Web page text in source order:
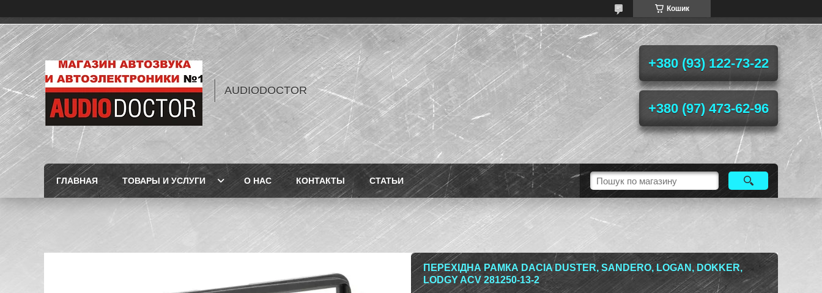
Кошик
AUDIODOCTOR
+380 (93) 122-73-22
+380 (97) 473-62-96
ГЛАВНАЯ ТОВАРЫ И УСЛУГИ О НАС КОНТАКТЫ СТАТЬИ
ПЕРЕХІДНА РАМКА DACIA DUSTER, SANDERO, LOGAN, DOKKER,
LODGY ACV 281250-13-2